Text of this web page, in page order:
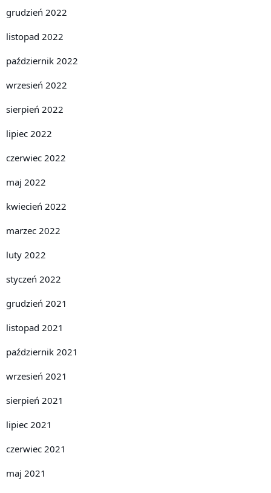
grudzień 2022
listopad 2022
październik 2022
wrzesień 2022
sierpień 2022
lipiec 2022
czerwiec 2022
maj 2022
kwiecień 2022
marzec 2022
luty 2022
styczeń 2022
grudzień 2021
listopad 2021
październik 2021
wrzesień 2021
sierpień 2021
lipiec 2021
czerwiec 2021
maj 2021